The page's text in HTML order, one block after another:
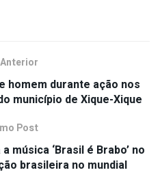
homem durante ação nos
município de Xique-Xique
Post
música ‘Brasil é Brabo’ no
brasileira no mundial